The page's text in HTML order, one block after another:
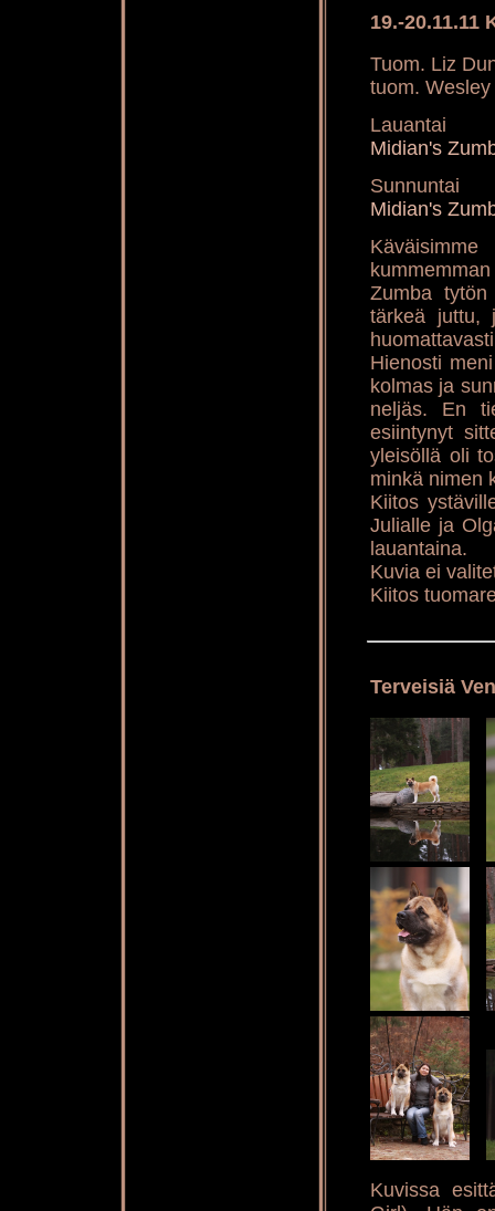
19.-20.11.11
Tuom. Liz
tuom.
Lauantai
Midian's
Sunnuntai
Midian's
Zumba
tärkeä juttu,
Hienosti
kolmas ja
neljäs. En
esiintynyt
yleisöllä oli
minkä nimen
Kiitos
Julialle ja
lauantaina.
Kuvia ei
Kiitos
Terveisiä
Kuvissa